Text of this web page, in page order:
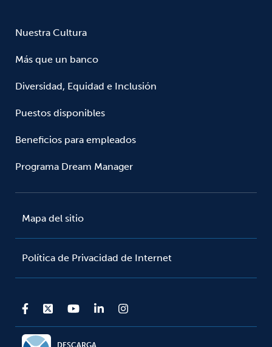
Nuestra Cultura
Más que un banco
Diversidad, Equidad e Inclusión
Puestos disponibles
Beneficios para empleados
Programa Dream Manager
Mapa del sitio
Política de Privacidad de Internet
DESCARGA